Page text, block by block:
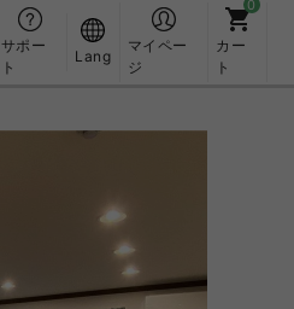
サポー
ト
Lang
マイペー
ジ
カー
ト